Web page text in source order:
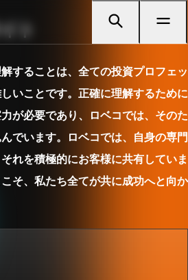
ト
することは、全ての投資プロフェッ
いことです。正確に理解するために
が必要であり、ロベコでは、そのた
でいます。ロベコでは、自身の専門
れを積極的にお客様に共有していま
そ、私たち全てが共に成功へと向か